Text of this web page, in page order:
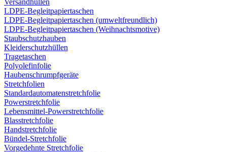
Versandhüllen
LDPE-Begleitpapiertaschen
LDPE-Begleitpapiertaschen (umweltfreundlich)
LDPE-Begleitpapiertaschen (Weihnachtsmotive)
Staubschutzhauben
Kleiderschutzhüllen
Tragetaschen
Polyolefinfolie
Haubenschrumpfgeräte
Stretchfolien
Standardautomatenstretchfolie
Powerstretchfolie
Lebensmittel-Powerstretchfolie
Blasstretchfolie
Handstretchfolie
Bündel-Stretchfolie
Vorgedehnte Stretchfolie